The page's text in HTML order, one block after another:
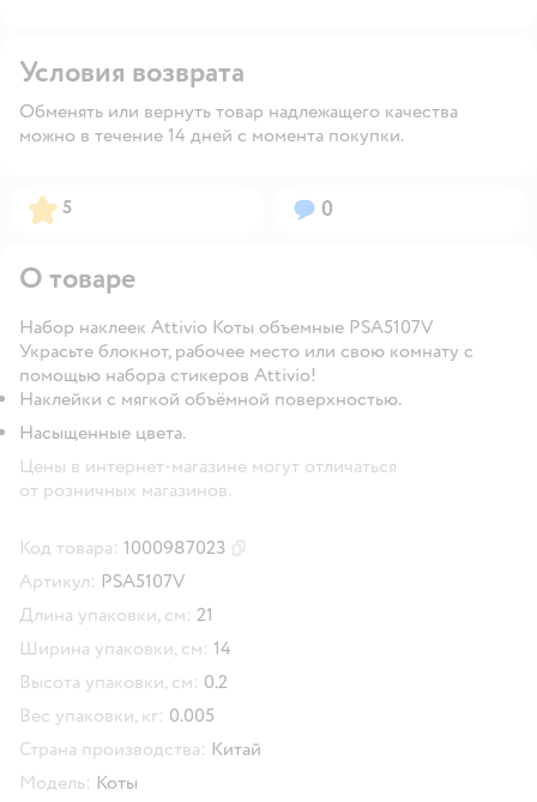
Условия возврата
Обменять или вернуть товар надлежащего качества
можно в течение 14 дней с момента покупки.
Рейтинг:
5 Вопросов:
0
О товаре
Набор наклеек Attivio Коты объемные PSA5107V
Украсьте блокнот, рабочее место или свою комнату с
помощью набора стикеров Attivio!
Наклейки с мягкой объёмной поверхностью.
Насыщенные цвета.
Цены в интернет-магазине могут отличаться
от розничных магазинов.
Код товара: 1000987023
Артикул: PSA5107V
Длина упаковки, см: 21
Ширина упаковки, см: 14
Высота упаковки, см: 0.2
Вес упаковки, кг: 0.005
Страна производства: Китай
Модель: Коты